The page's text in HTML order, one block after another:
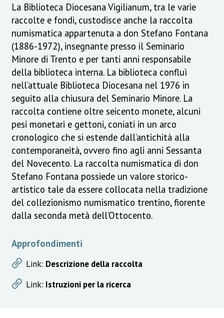
La Biblioteca Diocesana Vigilianum, tra le varie
raccolte e fondi, custodisce anche la raccolta
numismatica appartenuta a don Stefano Fontana
(1886-1972), insegnante presso il Seminario
Minore di Trento e per tanti anni responsabile
della biblioteca interna. La biblioteca confluì
nell’attuale Biblioteca Diocesana nel 1976 in
seguito alla chiusura del Seminario Minore. La
raccolta contiene oltre seicento monete, alcuni
pesi monetari e gettoni, coniati in un arco
cronologico che si estende dall’antichità alla
contemporaneità, ovvero fino agli anni Sessanta
del Novecento. La raccolta numismatica di don
Stefano Fontana possiede un valore storico-
artistico tale da essere collocata nella tradizione
del collezionismo numismatico trentino, fiorente
dalla seconda metà dell’Ottocento.
Approfondimenti
Link: Descrizione della raccolta
Link: Istruzioni per la ricerca